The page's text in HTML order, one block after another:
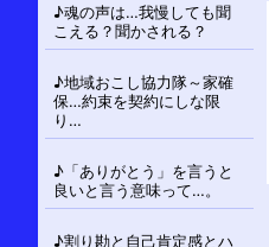
♪魂の声は…我慢しても聞
こえる？聞かされる？
♪地域おこし協力隊～家確
保…約束を契約にしな限
り…
♪「ありがとう」を言うと
良いと言う意味って…。
♪割り勘と自己肯定感とハ